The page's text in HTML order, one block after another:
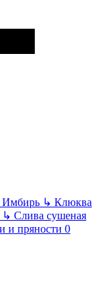
Имбирь ↳ Клюква
↳ Слива сушеная